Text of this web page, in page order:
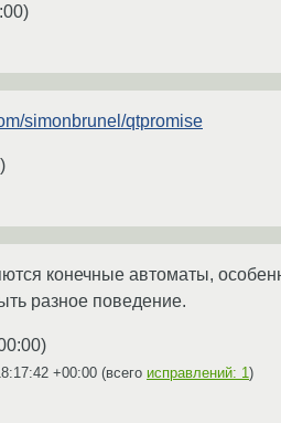
)
simonbrunel/qtpromise
)
конечные автоматы,
разное поведение.
)
+00:00 (всего исправлений: 1 )